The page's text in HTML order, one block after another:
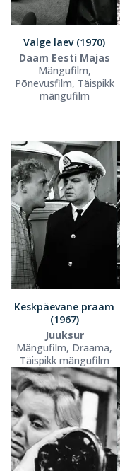
Valge laev (1970)
Daam Eesti Majas
Mängufilm,
Põnevusfilm, Täispikk
mängufilm
Keskpäevane praam
(1967)
Juuksur
Mängufilm, Draama,
Täispikk mängufilm